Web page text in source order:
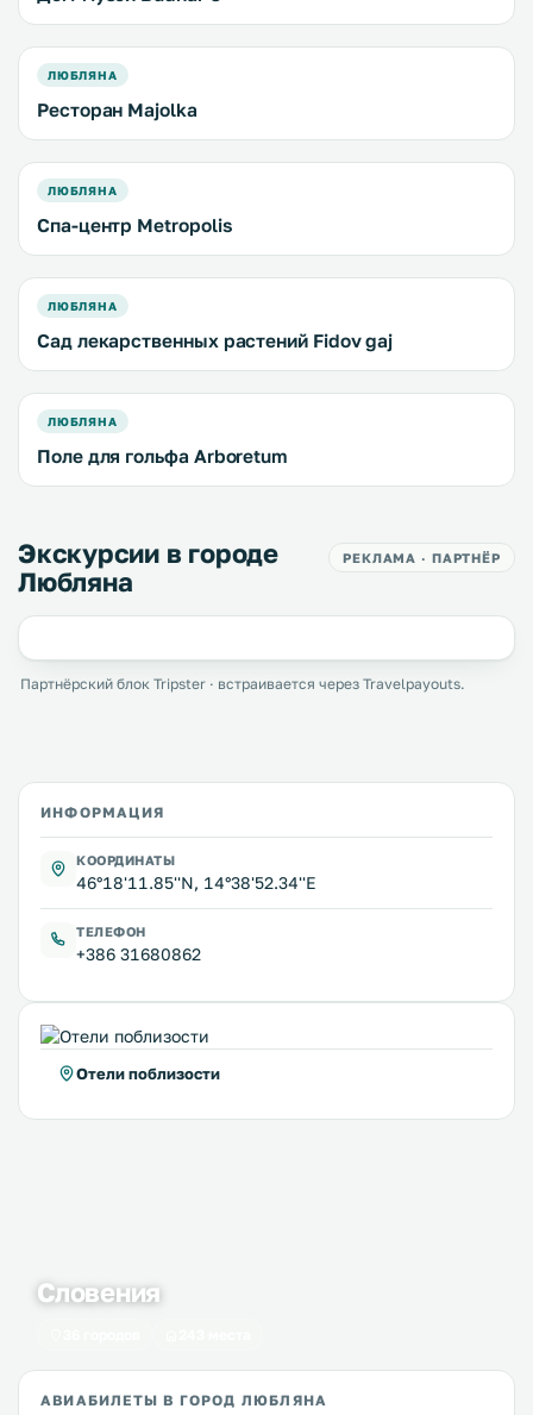
ЛЮБЛЯНА
Ресторан Majolka
ЛЮБЛЯНА
Спа-центр Metropolis
ЛЮБЛЯНА
Сад лекарственных растений Fidov gaj
ЛЮБЛЯНА
Поле для гольфа Arboretum
Экскурсии в городе
Любляна
РЕКЛАМА · ПАРТНЁР
Партнёрский блок Tripster · встраивается через Travelpayouts.
ИНФОРМАЦИЯ
КООРДИНАТЫ
46°18'11.85''N, 14°38'52.34''E
ТЕЛЕФОН
+386 31680862
Отели поблизости
Словения
АВИАБИЛЕТЫ В ГОРОД ЛЮБЛЯНА